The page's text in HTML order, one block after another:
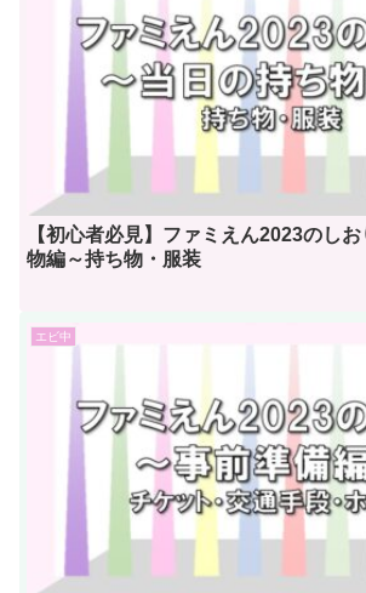
【初心者必見】ファミえん2023のし
物編～持ち物・服装
エビ中